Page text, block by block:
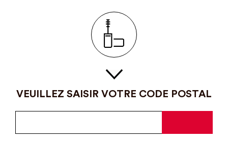
VEUILLEZ SAISIR VOTRE CODE POSTAL